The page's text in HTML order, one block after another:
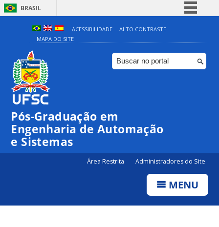
BRASIL
Simplifique!
Comunica BR
Participe
ACESSIBILIDADE
ALTO CONTRASTE
MAPA DO SITE
Pós-Graduação em
Engenharia de Automação
e Sistemas
Área Restrita Administradores do Site
MENU